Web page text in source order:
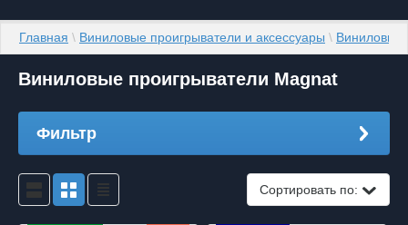
Главная \ Виниловые проигрыватели и аксессуары \ Виниловые
Виниловые проигрыватели Magnat
Фильтр
Сортировать по: